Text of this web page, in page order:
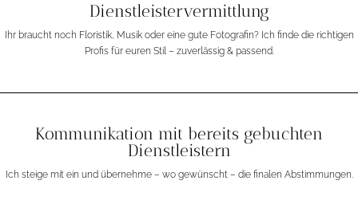
Dienstleistervermittlung
Ihr braucht noch Floristik, Musik oder eine gute Fotografin? Ich finde die richtigen
Profis für euren Stil – zuverlässig & passend.
Kommunikation mit bereits gebuchten
Dienstleistern
Ich steige mit ein und übernehme – wo gewünscht – die finalen Abstimmungen.